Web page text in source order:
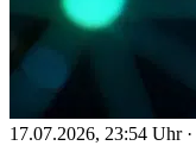
17.07.2026, 23:54 Uhr ·